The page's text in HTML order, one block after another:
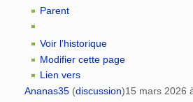
Parent
Voir l’historique
Modifier cette page
Lien vers
Ananas35 (discussion)15 mars 2026